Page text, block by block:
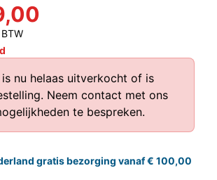
nu helaas uitverkocht of is
Neem contact met ons
te bespreken.
gratis bezorging vanaf € 100,00